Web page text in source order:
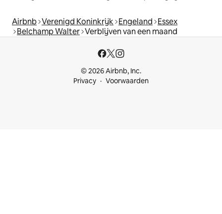
Airbnb Verenigd Koninkrijk Engeland Essex
Belchamp Walter Verblijven van een maand
© 2026 Airbnb, Inc.
Privacy
Voorwaarden